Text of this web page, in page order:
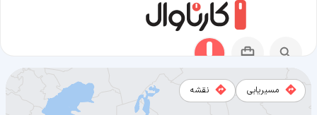
مسیریابی نقشه